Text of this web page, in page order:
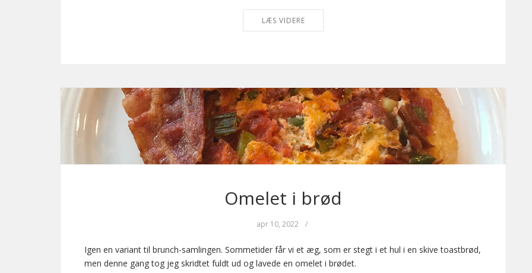
LÆS VIDERE
Omelet i brød
apr 10, 2022 /
Igen en variant til brunch-samlingen. Sommetider får vi et æg, som er stegt i et hul i en skive toastbrød,
men denne gang tog jeg skridtet fuldt ud og lavede en omelet i brødet.